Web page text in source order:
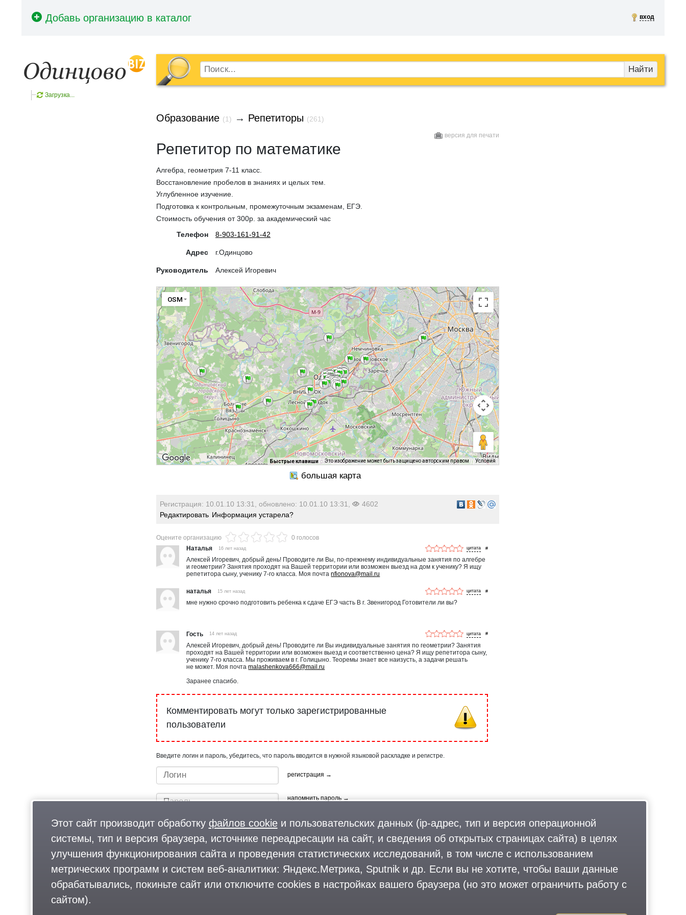
вход
Найти
Загрузка...
Образование (1) → Репетиторы (261)
версия для печати
Репетитор по математике
Алгебра, геометрия 7-11 класс.
Восстановление пробелов в знаниях и целых тем.
Углубленное изучение.
Подготовка к контрольным, промежуточным экзаменам, ЕГЭ.
Стоимость обучения от 300р. за академический час
Телефон
8-903-161-91-42
Адрес г.Одинцово
Руководитель Алексей Игоревич
OSM
Быстрые клавиши Это изображение может быть защищено авторским правом Условия
Регистрация: 10.01.10 13:31, обновлено: 10.01.10 13:31,
4602
Редактировать Информация устарела?
Оцените организацию
0 голосов
Наталья
16 лет назад #
Алексей Игоревич, добрый день! Проводите ли Вы, по-прежнему индивидуальные занятия по алгебре
и геометрии? Занятия проходят на Вашей территории или возможен выезд на дом к ученику? Я ищу
репетитора сыну, ученику 7-го класса. Моя почтаnfionova@mail.ru
наталья 15 лет назад #
мне нужно срочно подготовить ребенка к сдаче ЕГЭ часть В г. Звенигород Готовители ли вы?
Гость 14 лет назад #
Алексей Игоревич, добрый день! Проводите ли Вы индивидуальные занятия по геометрии? Занятия
проходят на Вашей территории или возможен выезд и соответственно цена? Я ищу репетитора сыну,
ученику 7-го класса. Мы проживаем в г. Голицыно. Теоремы знает все наизусть, а задачи решать
не может. Моя почтаmalashenkova666@mail.ru
Заранее спасибо.
Комментировать могут только зарегистрированные
пользователи
Введите логин и пароль, убедитесь, что пароль вводится в нужной языковой раскладке и регистре.
регистрация →
напомнить пароль →
Быстрый вход/регистрация, используя профиль в:
Этот сайт производит обработку файлов cookieи пользовательских данных (ip-адрес, тип и версия операционной
системы, тип и версия браузера, источнике переадресации на сайт, и сведения об открытых страницах сайта) в целях
улучшения функционирования сайта и проведения статистических исследований, в том числе с использованием
метрических программ и систем веб-аналитики: Яндекс.Метрика, Sputnik и др. Если вы не хотите, чтобы ваши данные
обрабатывались, покиньте сайт или отключите cookies в настройках вашего браузера (но это может ограничить работу с
сайтом).